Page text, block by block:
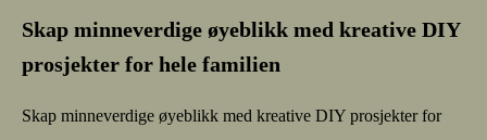
Skap minneverdige øyeblikk med kreative DIY
prosjekter for hele familien
Skap minneverdige øyeblikk med kreative DIY prosjekter for